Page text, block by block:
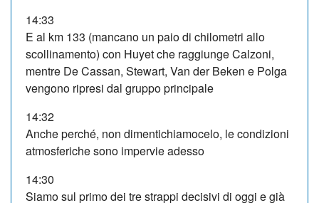
14:33
E al km 133 (mancano un paio di chilometri allo
scollinamento) con Huyet che raggiunge Calzoni,
mentre De Cassan, Stewart, Van der Beken e Polga
vengono ripresi dal gruppo principale
14:32
Anche perché, non dimentichiamocelo, le condizioni
atmosferiche sono impervie adesso
14:30
Siamo sul primo dei tre strappi decisivi di oggi e già